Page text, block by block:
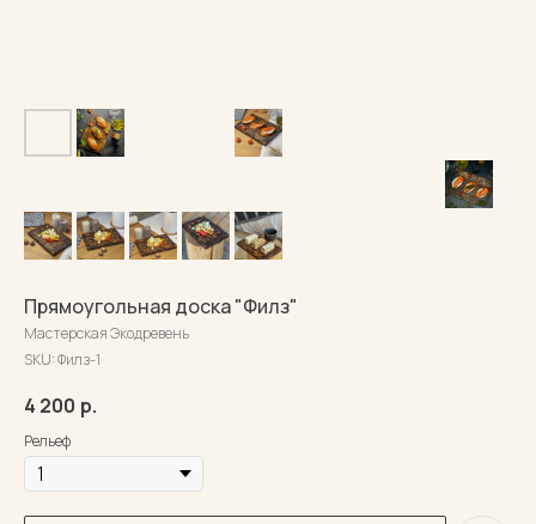
Прямоугольная доска "Филз"
Мастерская Экодревень
SKU:Филз-1
4 200 р.
Рельеф